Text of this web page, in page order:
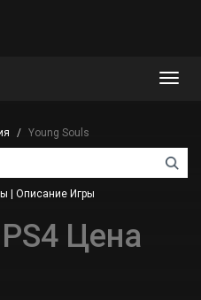
Young Souls
Описание Игры
PS4 Цена